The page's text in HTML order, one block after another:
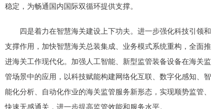
稳定，为畅通国内国际双循环提供支撑。
四是着力在智慧海关建设上下功夫。进一步强化科技引领和
支撑作用，加快智慧海关总装集成、业务模式系统重构，全面推
进海关工作现代化。加强人工智能、新型监管装备设备在海关监
管场景中的应用，以科技赋能构建网络化互联、数字化感知、智
能化分析、自动化作业的海关监管服务新形态，实现顺势监管、
快速无感通关，进一步提高监管效能和服务水平。